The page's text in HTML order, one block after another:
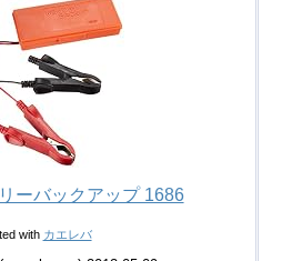
ーバックアップ 1686
with カエレバ